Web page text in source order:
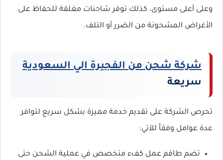
وعلى أعلى مستوى، كذلك توفر شاحنات مغلقة للحفاظ على
الأغراض المشحونة من الضرر أو التلف.
شركة شحن من الفجيرة الي السعودية
سريعة
تحرص الشركة على تقديم خدمة مميزة بشكل سريع لتوافر
عدة عوامل وفقاً للآتي:
تضم طاقم عمل كفء متخصص في عملية الشحن حتى